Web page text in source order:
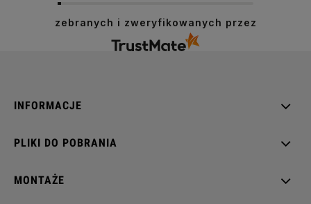
zebranych i zweryfikowanych przez
INFORMACJE
PLIKI DO POBRANIA
MONTAŻE